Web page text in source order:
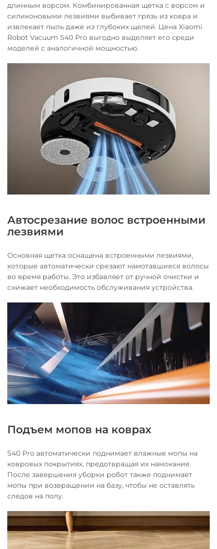
длинным ворсом. Комбинированная щетка с ворсом и
силиконовыми лезвиями выбивает грязь из ковра и
извлекает пыль даже из глубоких щелей. Цена Xiaomi
Robot Vacuum S40 Pro выгодно выделяет его среди
моделей с аналогичной мощностью.
Автосрезание волос встроенными
лезвиями
Основная щетка оснащена встроенными лезвиями,
которые автоматически срезают намотавшиеся волосы
во время работы. Это избавляет от ручной очистки и
снижает необходимость обслуживания устройства.
Подъем мопов на коврах
S40 Pro автоматически поднимает влажные мопы на
ковровых покрытиях, предотвращая их намокание.
После завершения уборки робот также поднимает
мопы при возвращении на базу, чтобы не оставлять
следов на полу.